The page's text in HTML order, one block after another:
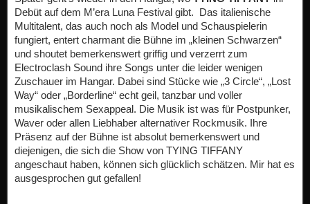
Debüt auf dem M’era Luna Festival gibt. Das italienische
Multitalent, das auch noch als Model und Schauspielerin
fungiert, entert charmant die Bühne im „kleinen Schwarzen“
und shoutet bemerkenswert griffig und verzerrt zum
Electroclash Sound ihre Songs unter die leider wenigen
Zuschauer im Hangar. Dabei sind Stücke wie „3 Circle“, „Lost
Way“ oder „Borderline“ echt geil, tanzbar und voller
musikalischem Sexappeal. Die Musik ist was für Postpunker,
Waver oder allen Liebhaber alternativer Rockmusik. Ihre
Präsenz auf der Bühne ist absolut bemerkenswert und
diejenigen, die sich die Show von TYING TIFFANY
angeschaut haben, können sich glücklich schätzen. Mir hat es
ausgesprochen gut gefallen!